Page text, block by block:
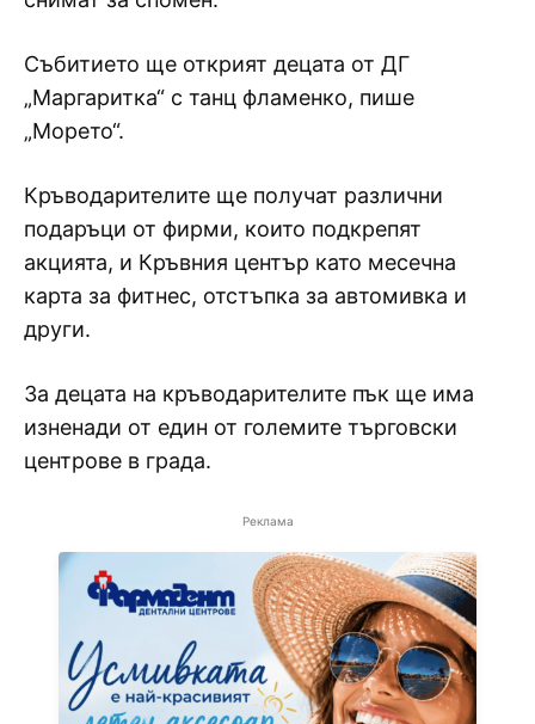
Събитието ще открият децата от ДГ
„Маргаритка“ с танц фламенко, пише
„Морето“.
Кръводарителите ще получат различни
подаръци от фирми, които подкрепят
акцията, и Кръвния център като месечна
карта за фитнес, отстъпка за автомивка и
други.
За децата на кръводарителите пък ще има
изненади от един от големите търговски
центрове в града.
Реклама